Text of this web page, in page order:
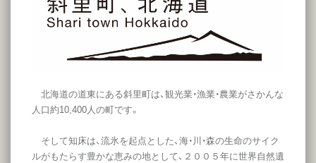
北海道の道東にある斜里町は、観光業・漁業・農業がさかんな
人口約10,400人の町です。
そして知床は、流氷を起点とした、海・川・森の生命のサイク
ルがもたらす豊かな恵みの地として、２００５年に世界自然遺